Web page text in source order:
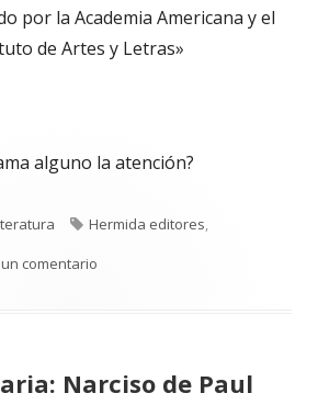
por la Academia Americana y el
de Artes y Letras»
alguno la atención?
Etiquetas
Hermida editores,
comentario
Narciso de Paul